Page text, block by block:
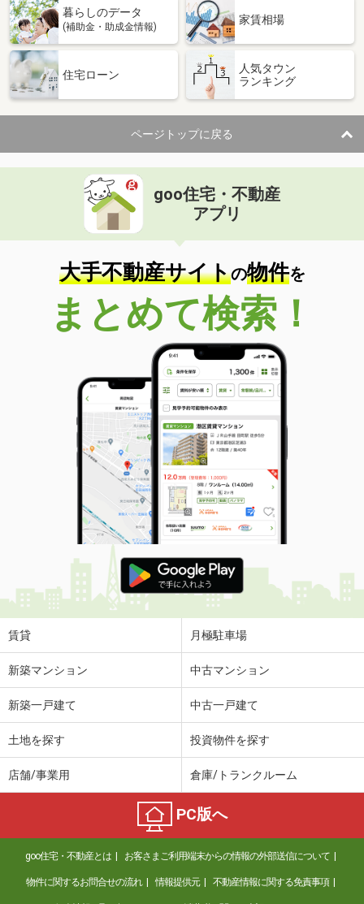
暮らしのデータ
(補助金・助成金情報)
家賃相場
住宅ローン
人気タウン
ランキング
ページトップに戻る
goo住宅・不動産
アプリ
大手不動産サイトの物件を
まとめて検索！
賃貸 月極駐車場
新築マンション 中古マンション
新築一戸建て 中古一戸建て
土地を探す 投資物件を探す
店舗/事業用 倉庫/トランクルーム
PC版へ
goo住宅・不動産とは お客さまご利用端末からの情報の外部送信について
物件に関するお問合せの流れ 情報提供元 不動産情報に関する免責事項